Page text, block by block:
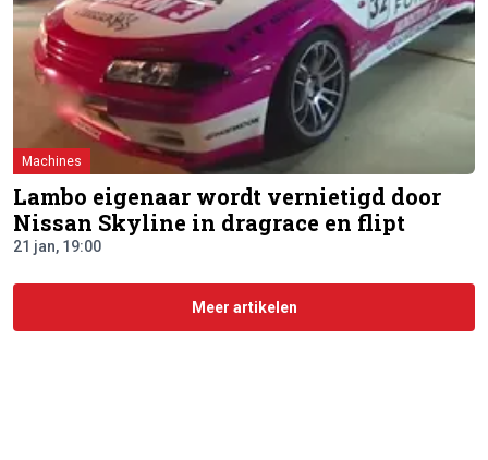
Machines
Lambo eigenaar wordt vernietigd door
Nissan Skyline in dragrace en flipt
21 jan, 19:00
Meer artikelen